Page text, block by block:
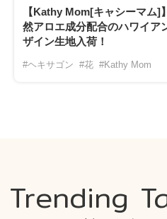
【Kathy Mom[キャシーマム]
然アロエ成分配合のハワイア
ザイン生地入荷！
#ヘキサゴン #花 #Kathy Mom
Trending